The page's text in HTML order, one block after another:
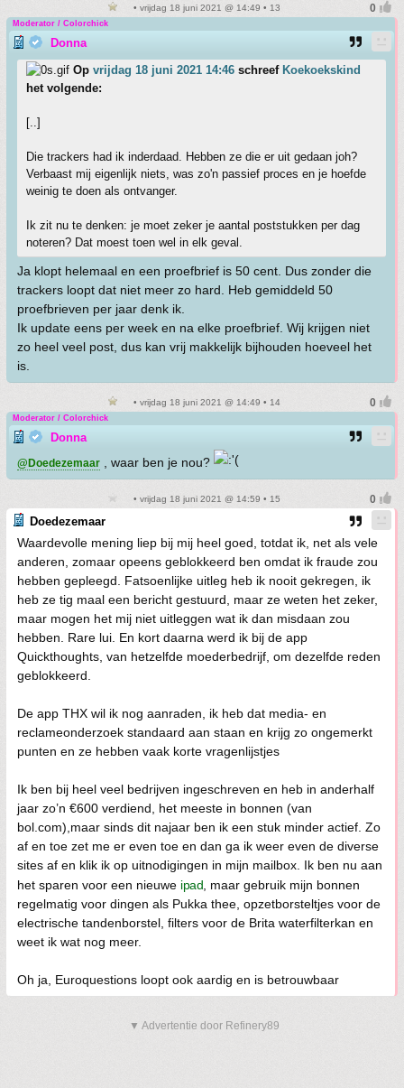
• vrijdag 18 juni 2021 @ 14:49 • 13
Moderator / Colorchick
Donna
Op vrijdag 18 juni 2021 14:46 schreef Koekoekskind
het volgende:
[..]
Die trackers had ik inderdaad. Hebben ze die er uit gedaan joh?
Verbaast mij eigenlijk niets, was zo'n passief proces en je hoefde
weinig te doen als ontvanger.
Ik zit nu te denken: je moet zeker je aantal poststukken per dag
noteren? Dat moest toen wel in elk geval.
Ja klopt helemaal en een proefbrief is 50 cent. Dus zonder die
trackers loopt dat niet meer zo hard. Heb gemiddeld 50
proefbrieven per jaar denk ik.
Ik update eens per week en na elke proefbrief. Wij krijgen niet
zo heel veel post, dus kan vrij makkelijk bijhouden hoeveel het
is.
• vrijdag 18 juni 2021 @ 14:49 • 14
Moderator / Colorchick
Donna
@Doedezemaar , waar ben je nou?
• vrijdag 18 juni 2021 @ 14:59 • 15
Doedezemaar
Waardevolle mening liep bij mij heel goed, totdat ik, net als vele
anderen, zomaar opeens geblokkeerd ben omdat ik fraude zou
hebben gepleegd. Fatsoenlijke uitleg heb ik nooit gekregen, ik
heb ze tig maal een bericht gestuurd, maar ze weten het zeker,
maar mogen het mij niet uitleggen wat ik dan misdaan zou
hebben. Rare lui. En kort daarna werd ik bij de app
Quickthoughts, van hetzelfde moederbedrijf, om dezelfde reden
geblokkeerd.
De app THX wil ik nog aanraden, ik heb dat media- en
reclameonderzoek standaard aan staan en krijg zo ongemerkt
punten en ze hebben vaak korte vragenlijstjes
Ik ben bij heel veel bedrijven ingeschreven en heb in anderhalf
jaar zo’n €600 verdiend, het meeste in bonnen (van
bol.com),maar sinds dit najaar ben ik een stuk minder actief. Zo
af en toe zet me er even toe en dan ga ik weer even de diverse
sites af en klik ik op uitnodigingen in mijn mailbox. Ik ben nu aan
het sparen voor een nieuwe ipad , maar gebruik mijn bonnen
regelmatig voor dingen als Pukka thee, opzetborsteltjes voor de
electrische tandenborstel, filters voor de Brita waterfilterkan en
weet ik wat nog meer.
Oh ja, Euroquestions loopt ook aardig en is betrouwbaar
▼ Advertentie door Refinery89